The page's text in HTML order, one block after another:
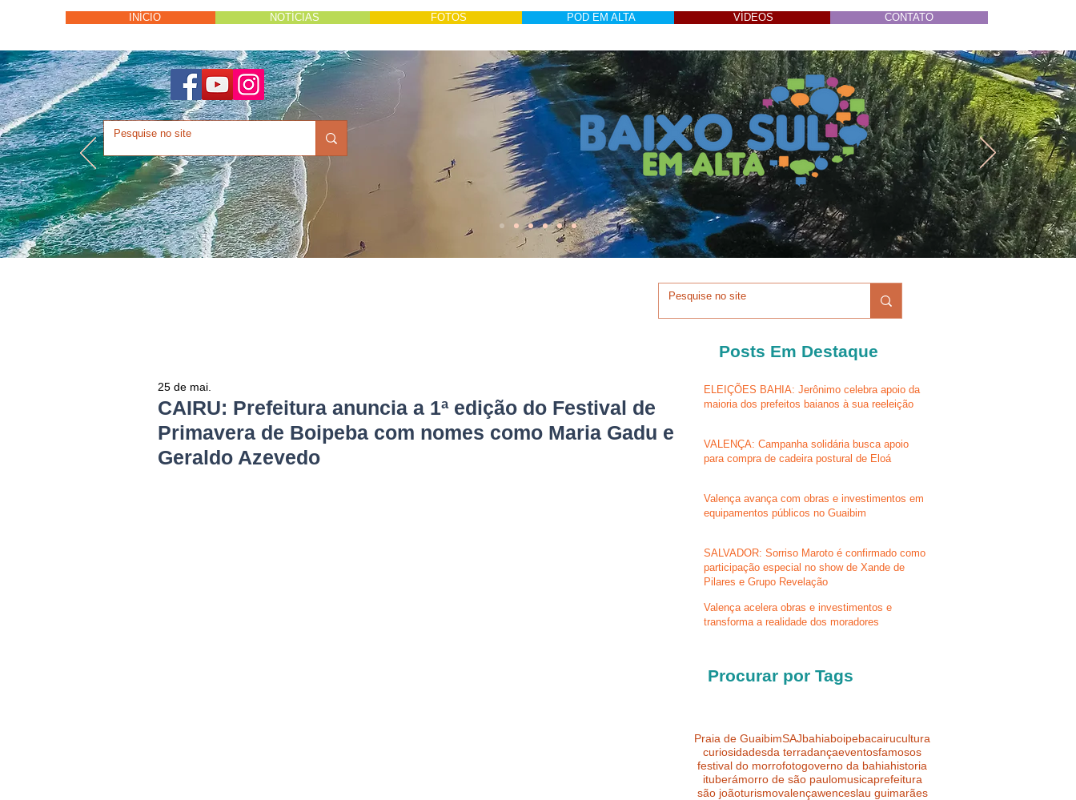
INÍCIO NOTÍCIAS FOTOS POD EM ALTA VÍDEOS CONTATO
CAIRU: Prefeitura anuncia a 1ª edição do Festival de
Primavera de Boipeba com nomes como Maria Gadu e
Geraldo Azevedo
25 de mai.
Posts Em Destaque
ELEIÇÕES BAHIA: Jerônimo celebra apoio da
maioria dos prefeitos baianos à sua reeleição
VALENÇA: Campanha solidária busca apoio
para compra de cadeira postural de Eloá
Valença avança com obras e investimentos em
equipamentos públicos no Guaibim
SALVADOR: Sorriso Maroto é confirmado como
participação especial no show de Xande de
Pilares e Grupo Revelação
Valença acelera obras e investimentos e
transforma a realidade dos moradores
Procurar por Tags
Praia de GuaibimSAJbahiaboipebacairucultura
curiosidadesda terradançaeventosfamosos
festival do morrofotogoverno da bahiahistoria
ituberámorro de são paulomusicaprefeitura
são joãoturismovalençawenceslau guimarães